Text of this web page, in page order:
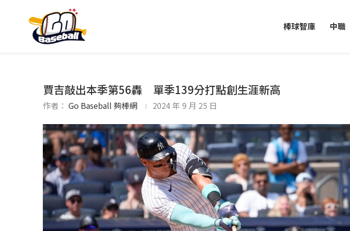
棒球智庫 中職
賈吉敲出本季第56轟 單季139分打點創生涯新高
作者： Go Baseball 夠棒網 2024 年 9 月 25 日